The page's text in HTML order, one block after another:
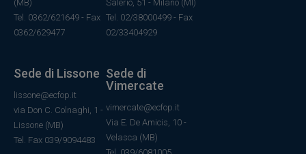
(MB)
Tel. 0362/621649 - Fax
0362/629477
Sede di Lissone
lissone@ecfop.it
via Don C. Colnaghi, 1 -
Lissone (MB)
Tel. Fax 039/9094483
Salerio, 51 - Milano (MI)
Tel. 02/38000499 - Fax
02/33404929
Sede di
Vimercate
vimercate@ecfop.it
Via E. De Amicis, 10 -
Velasca (MB)